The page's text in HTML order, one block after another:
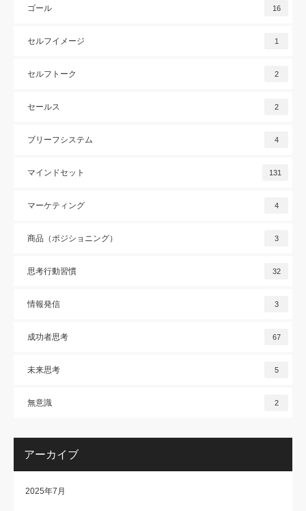
ゴール 16
セルフイメージ 1
セルフトーク 2
セールス 2
ブリーフシステム 4
マインドセット 131
マーケティング 4
商品（ポジショニング） 3
思考行動習慣 32
情報発信 3
成功者思考 67
未来思考 5
無意識 2
アーカイブ
2025年7月